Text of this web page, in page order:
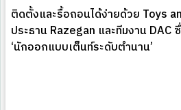
ติดตั้งและรื้อถอนได้ง่ายด้วย Toys
ประธาน Razegan และทีมงาน DAC
‘นักออกแบบเต็นท์ระดับตำนาน’